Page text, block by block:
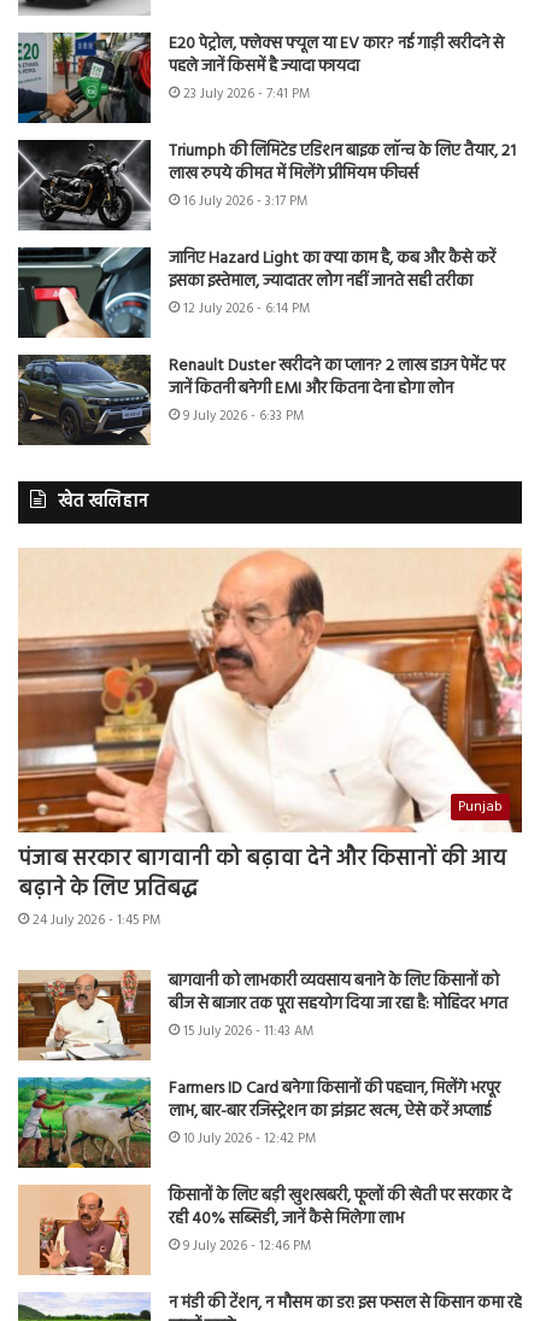
E20 पेट्रोल, फ्लेक्स फ्यूल या EV कार? नई गाड़ी खरीदने से
पहले जानें किसमें है ज्यादा फायदा
23 July 2026 - 7:41 PM
Triumph की लिमिटेड एडिशन बाइक लॉन्च के लिए तैयार, 21
लाख रुपये कीमत में मिलेंगे प्रीमियम फीचर्स
16 July 2026 - 3:17 PM
जानिए Hazard Light का क्या काम है, कब और कैसे करें
इसका इस्तेमाल, ज्यादातर लोग नहीं जानते सही तरीका
12 July 2026 - 6:14 PM
Renault Duster खरीदने का प्लान? 2 लाख डाउन पेमेंट पर
जानें कितनी बनेगी EMI और कितना देना होगा लोन
9 July 2026 - 6:33 PM
खेत खलिहान
Punjab
पंजाब सरकार बागवानी को बढ़ावा देने और किसानों की आय
बढ़ाने के लिए प्रतिबद्ध
24 July 2026 - 1:45 PM
बागवानी को लाभकारी व्यवसाय बनाने के लिए किसानों को
बीज से बाजार तक पूरा सहयोग दिया जा रहा है: मोहिंदर भगत
15 July 2026 - 11:43 AM
Farmers ID Card बनेगा किसानों की पहचान, मिलेंगे भरपूर
लाभ, बार-बार रजिस्ट्रेशन का झंझट खत्म, ऐसे करें अप्लाई
10 July 2026 - 12:42 PM
किसानों के लिए बड़ी खुशखबरी, फूलों की खेती पर सरकार दे
रही 40% सब्सिडी, जानें कैसे मिलेगा लाभ
9 July 2026 - 12:46 PM
न मंडी की टेंशन, न मौसम का डर! इस फसल से किसान कमा रहे